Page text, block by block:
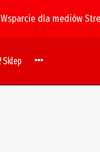
Wsparcie dla mediów
Sklep